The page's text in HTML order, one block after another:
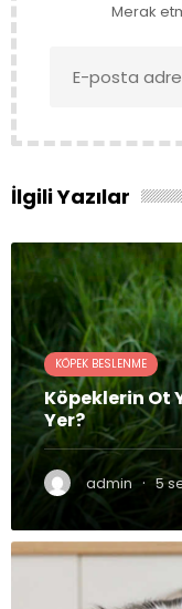
Merak
İlgili Yazılar
KÖPEK BESLENME
Köpeklerin Ot
Yer?
admin · 5